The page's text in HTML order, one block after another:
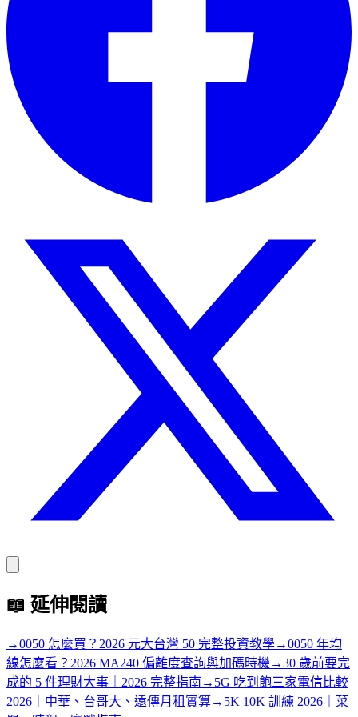
📖 延伸閱讀
→0050 怎麼買？2026 元大台灣 50 完整投資教學→0050 年均
線怎麼看？2026 MA240 偏離度查詢與加碼時機 →30 歲前要完
成的 5 件理財大事｜2026 完整指南 → 5G 吃到飽三家電信比較
2026｜中華、台哥大、遠傳月租實算→ 5K 10K 訓練 2026｜菜